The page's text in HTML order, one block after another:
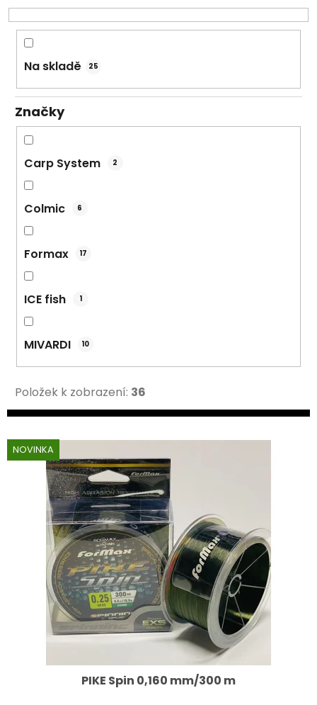
o
d
ů
Na skladě 25
Značky
Carp System 2
Colmic 6
Formax 17
ICE fish 1
MIVARDI 10
Položek k zobrazení: 36
V
ýNOVINKA
PIKE Spin 0,160 mm/300 m